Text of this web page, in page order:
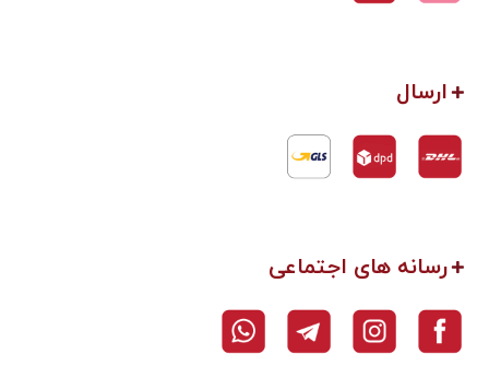
ارسال
رسانه های اجتماعی